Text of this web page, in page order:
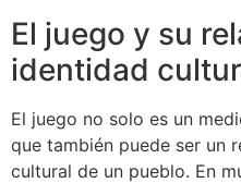
El juego y su
identidad
El juego no solo es un
que también puede ser un
cultural de un pueblo. En